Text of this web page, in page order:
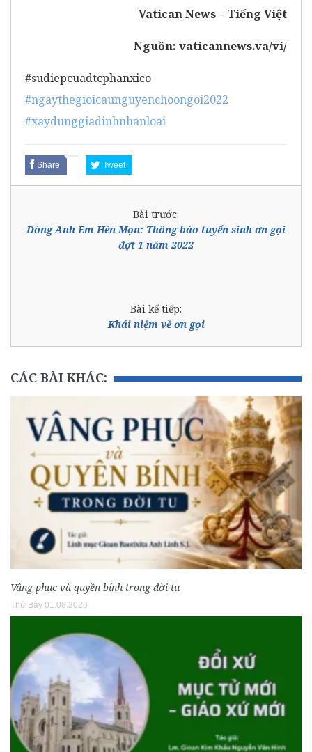
Vatican News – Tiếng Việt
Nguồn: vaticannews.va/vi/
#sudiepcuadtcphanxico
#ngaythegioicaunguyenchoongoi2022
#xaydunggiadinhnhanloai
Share Tweet
Bài trước:
Dòng Anh Em Hèn Mọn: Thông báo tuyển sinh ơn gọi
đợt 1 năm 2022
Bài kế tiếp:
Khái niệm về ơn gọi
CÁC BÀI KHÁC:
Vâng phục và quyền bính trong đời tu
Thứ Bảy 01.08.2026